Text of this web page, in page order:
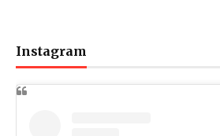
Instagram